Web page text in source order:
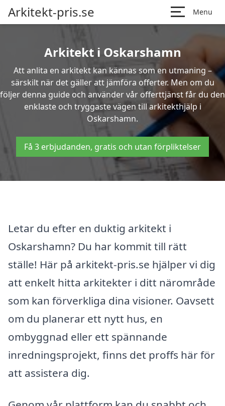
Arkitekt-pris.se Menu
Arkitekt i Oskarshamn
Att anlita en arkitekt kan kännas som en utmaning –
särskilt när det gäller att jämföra offerter. Men om du
följer denna guide och använder vår offerttjänst får du den
enklaste och tryggaste vägen till arkitekthjälp i
Oskarshamn.
Få 3 erbjudanden, gratis och utan förpliktelser
Letar du efter en duktig arkitekt i
Oskarshamn? Du har kommit till rätt
ställe! Här på arkitekt-pris.se hjälper vi dig
att enkelt hitta arkitekter i ditt närområde
som kan förverkliga dina visioner. Oavsett
om du planerar ett nytt hus, en
ombyggnad eller ett spännande
inredningsprojekt, finns det proffs här för
att assistera dig.